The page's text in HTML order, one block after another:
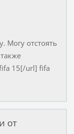
Могу отстоять
15[/url] fifa
от